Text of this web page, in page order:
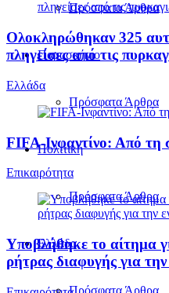
Πρόσφατα Άρθρα
Παρασκήνιο
Πρόσφατα Άρθρα
Πολιτική
Πρόσφατα Άρθρα
Ελλάδα
Πρόσφατα Άρθρα
Ολοκληρώθηκαν 325
πληγείσες από τις
Ελλάδα
FIFA-Ινφαντίνο: Από τη
Επικαιρότητα
Υποβλήθηκε το αίτημα
ρήτρας διαφυγής για